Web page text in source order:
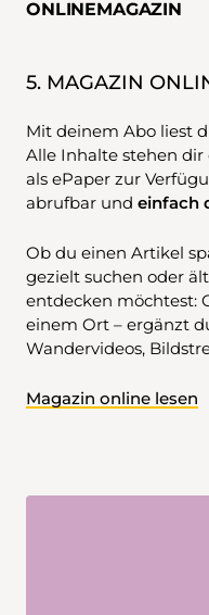
ONLINEMAGAZIN
5. MAGAZIN
Mit deinem Abo liest
Alle Inhalte stehen
als ePaper zur
abrufbar und einfach
Ob du einen Artikel
gezielt suchen oder
entdecken möchtest:
einem Ort – ergänzt
Wandervideos,
Magazin online lesen